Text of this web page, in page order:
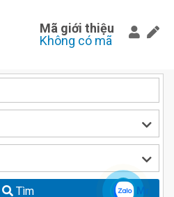
Mã giới thiệu
Không có mã
Tìm
Mr.